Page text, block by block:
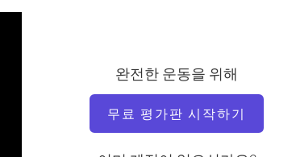
완전한 운동을 위해
무료 평가판 시작하기
파비앙 메네곤
비디오 시간
6:29